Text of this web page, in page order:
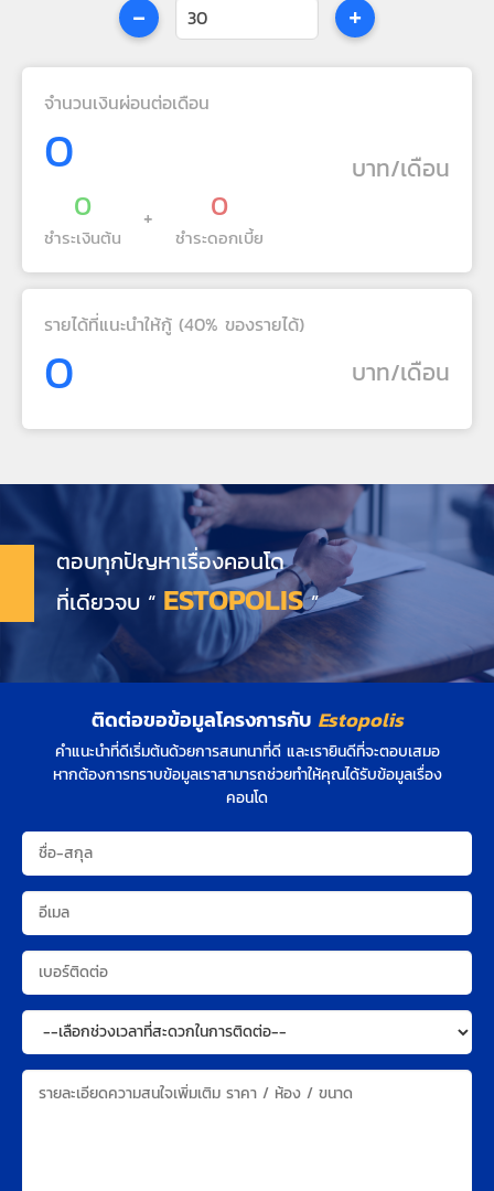
- +
จำนวนเงินผ่อนต่อเดือน
0 บาท/เดือน
0
ชำระเงินต้น
+ 0
ชำระดอกเบี้ย
รายได้ที่แนะนำให้กู้ (40% ของรายได้)
0 บาท/เดือน
ตอบทุกปัญหาเรื่องคอนโด
ที่เดียวจบ “ ESTOPOLIS”
ติดต่อขอข้อมูลโครงการกับ Estopolis
คำแนะนำที่ดีเริ่มต้นด้วยการสนทนาที่ดี และเรายินดีที่จะตอบเสมอ
หากต้องการทราบข้อมูลเราสามารถช่วยทำให้คุณได้รับข้อมูลเรื่อง
คอนโด